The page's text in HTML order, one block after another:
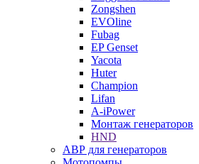
Zongshen
EVOline
Fubag
EP Genset
Yacota
Huter
Champion
Lifan
A-iPower
Монтаж генераторов
HND
АВР для генераторов